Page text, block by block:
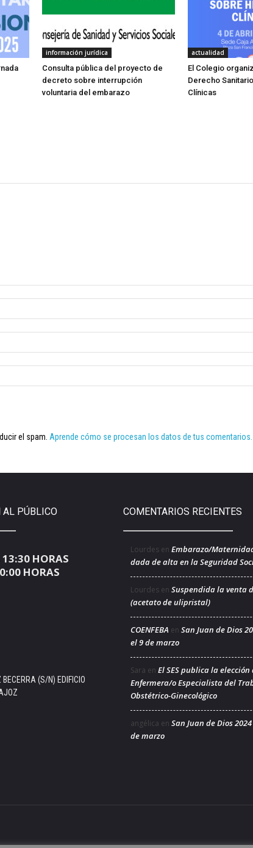
información jurídica
Consulta pública del proyecto de
decreto sobre interrupción
voluntaria del embarazo
actualidad
El Colegio
Derecho
Clínicas
el spam. Aprende cómo se procesan los datos de tus comentarios.
AL PÚBLICO
HORAS
HORAS
(S/N) EDIFICIO
COMENTARIOS RECIENTES
Lourdes en Embarazo/
dada de alta en la Seguridad
Lourdes en Suspendida la venta
(acetato de ulipristal)
COENFEBA en San Juan de Dios
el 9 de marzo
Sara en El SES publica la
Enfermera/o Especialista del
Obstétrico-Ginecológico
angélica en San Juan de Dios
de marzo